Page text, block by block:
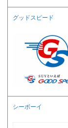
グッドスピード
シーボーイ